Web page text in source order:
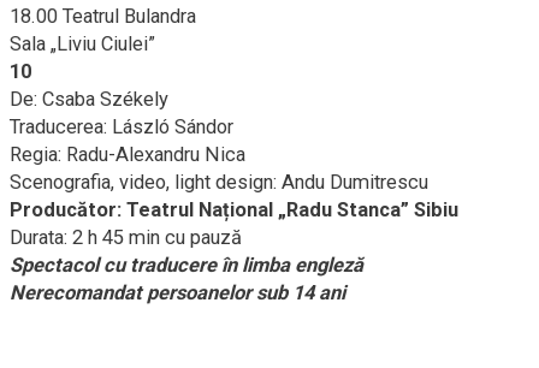
18.00 Teatrul Bulandra
Sala „Liviu Ciulei”
10
De: Csaba Székely
Traducerea: László Sándor
Regia: Radu-Alexandru Nica
Scenografia, video, light design: Andu Dumitrescu
Producător: Teatrul Național „Radu Stanca” Sibiu
Durata: 2 h 45 min cu pauză
Spectacol cu traducere în limba engleză
Nerecomandat persoanelor sub 14 ani